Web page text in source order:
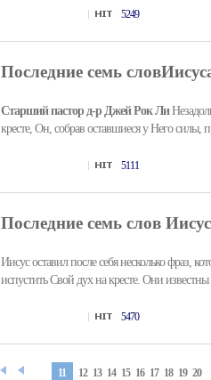
5249
Последние семь
Старший пастор д-р Джей Рок Ли
кресте, Он, собрав оставшиеся у Него силы,
5111
Последние семь слов
Иисус оставил после себя несколько фраз,
испустить Свой дух на кресте. Они известны
5470
11 12 13 14 15 16 17 18 19 20